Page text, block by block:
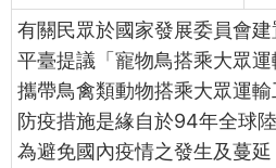
有關民眾於國家發展委員會
平臺提議「寵物鳥搭乘大眾
攜帶鳥禽類動物搭乘大眾運
防疫措施是緣自於94年全球
為避免國內疫情之發生及蔓